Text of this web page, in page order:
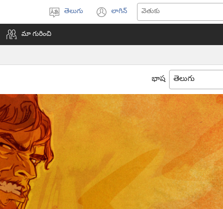
ఎంచుకోండి
తెలుగు లాగిన్
విండో
అవుతుంది)
మా గురించి
భాష